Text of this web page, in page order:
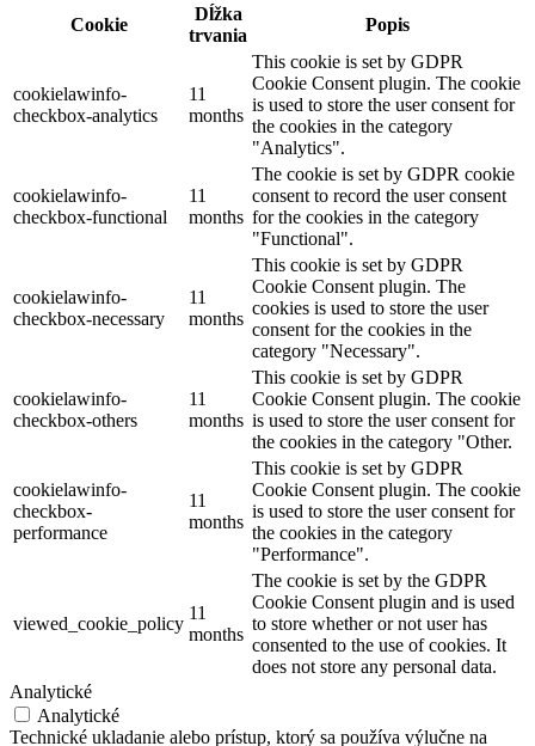
Cookie
Dĺžka
trvania
Popis
cookielawinfo-
checkbox-analytics
11
months
This cookie is set by GDPR
Cookie Consent plugin. The cookie
is used to store the user consent for
the cookies in the category
"Analytics".
cookielawinfo-
checkbox-functional
11
months
The cookie is set by GDPR cookie
consent to record the user consent
for the cookies in the category
"Functional".
cookielawinfo-
checkbox-necessary
11
months
This cookie is set by GDPR
Cookie Consent plugin. The
cookies is used to store the user
consent for the cookies in the
category "Necessary".
cookielawinfo-
checkbox-others
11
months
This cookie is set by GDPR
Cookie Consent plugin. The cookie
is used to store the user consent for
the cookies in the category "Other.
cookielawinfo-
checkbox-
performance
11
months
This cookie is set by GDPR
Cookie Consent plugin. The cookie
is used to store the user consent for
the cookies in the category
"Performance".
viewed_cookie_policy
11
months
The cookie is set by the GDPR
Cookie Consent plugin and is used
to store whether or not user has
consented to the use of cookies. It
does not store any personal data.
Analytické
Analytické
Technické ukladanie alebo prístup, ktorý sa používa výlučne na